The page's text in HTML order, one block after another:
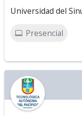
Universidad del
Presencial